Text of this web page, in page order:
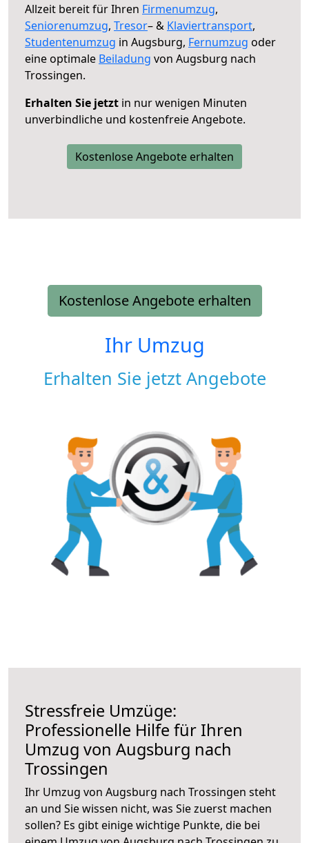
Allzeit bereit für Ihren Firmenumzug,
Seniorenumzug, Tresor– & Klaviertransport,
Studentenumzug in Augsburg, Fernumzug oder
eine optimale Beiladung von Augsburg nach
Trossingen.
Erhalten Sie jetzt in nur wenigen Minuten
unverbindliche und kostenfreie Angebote.
Kostenlose Angebote erhalten
Kostenlose Angebote erhalten
Ihr Umzug
Erhalten Sie jetzt Angebote
Stressfreie Umzüge:
Professionelle Hilfe für Ihren
Umzug von Augsburg nach
Trossingen
Ihr Umzug von Augsburg nach Trossingen steht
an und Sie wissen nicht, was Sie zuerst machen
sollen? Es gibt einige wichtige Punkte, die bei